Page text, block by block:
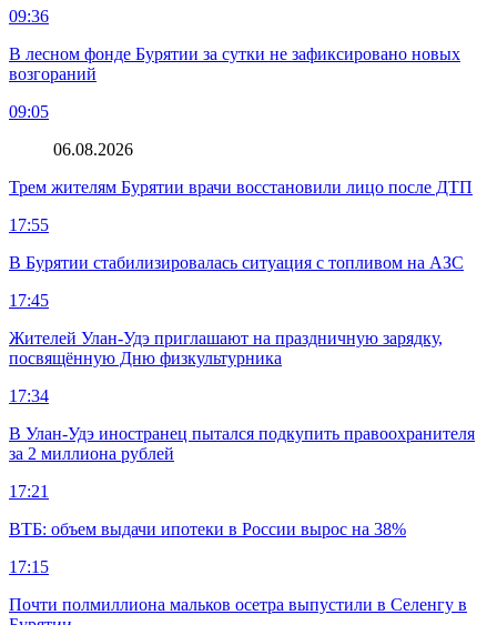
09:36
В лесном фонде Бурятии за сутки не зафиксировано новых
возгораний
09:05
06.08.2026
Трем жителям Бурятии врачи восстановили лицо после ДТП
17:55
В Бурятии стабилизировалась ситуация с топливом на АЗС
17:45
Жителей Улан-Удэ приглашают на праздничную зарядку,
посвящённую Дню физкультурника
17:34
В Улан-Удэ иностранец пытался подкупить правоохранителя
за 2 миллиона рублей
17:21
ВТБ: объем выдачи ипотеки в России вырос на 38%
17:15
Почти полмиллиона мальков осетра выпустили в Селенгу в